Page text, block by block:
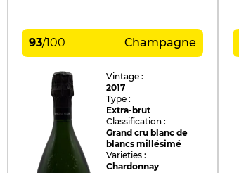
93/100 Champagne
Vintage :
2017
Type :
Extra-brut
Classification :
Grand cru blanc de
blancs millésimé
Varieties :
Chardonnay